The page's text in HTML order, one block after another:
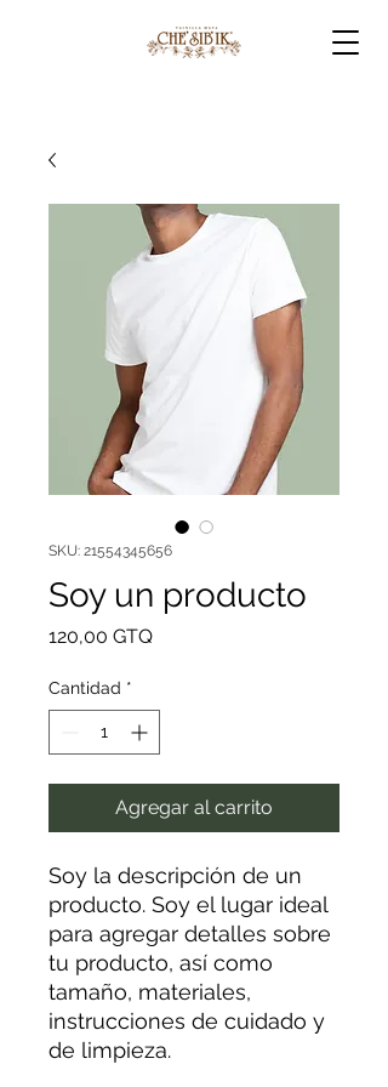
SKU: 21554345656
Soy un producto
120,00 GTQPrecio
Cantidad *
Agregar al carrito
Soy la descripción de un
producto. Soy el lugar ideal
para agregar detalles sobre
tu producto, así como
tamaño, materiales,
instrucciones de cuidado y
de limpieza.